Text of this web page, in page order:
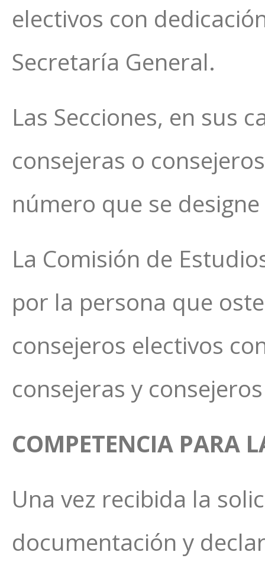
electivos con
Secretaría General.
Las Secciones, en sus
consejeras o
número que se
La Comisión de
por la persona que
consejeros electivos
consejeras y
COMPETENCIA PARA
Una vez recibida la
documentación y